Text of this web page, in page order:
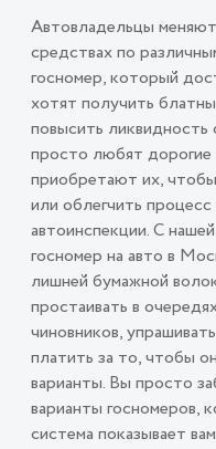
Автовладельцы
средствах по
госномер, который
хотят получить
повысить ликвидность
просто любят дорогие
приобретают их,
или облегчить
автоинспекции. С
госномер на авто в
лишней бумажной
простаивать в
чиновников,
платить за то, чтобы
варианты. Вы просто
варианты госномеров,
система показывает